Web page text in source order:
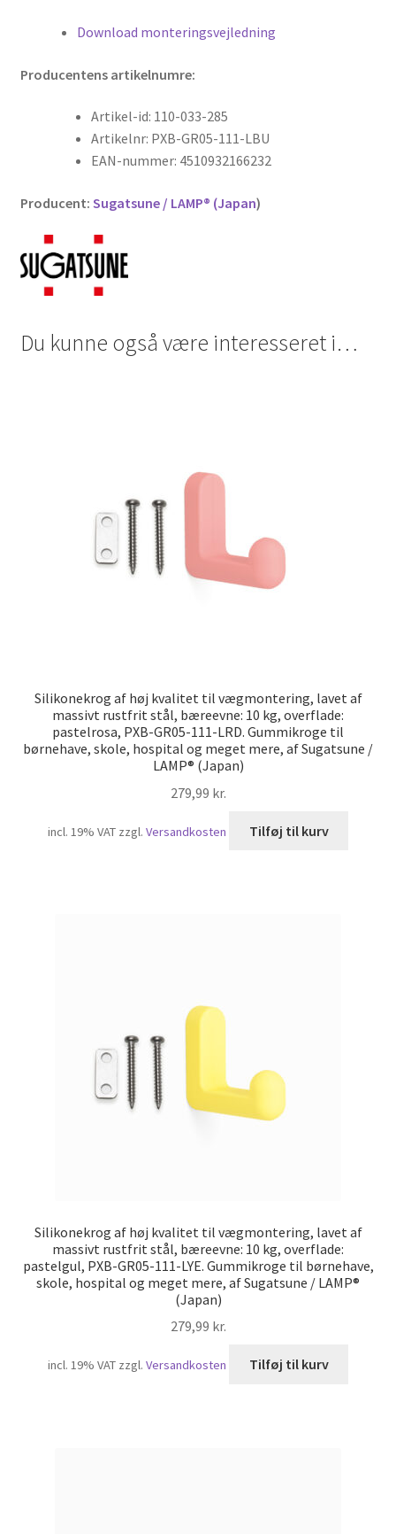
Download monteringsvejledning
Producentens artikelnumre:
Artikel-id: 110-033-285
Artikelnr: PXB-GR05-111-LBU
EAN-nummer: 4510932166232
Producent: Sugatsune / LAMP® (Japan)
Du kunne også være interesseret i…
Silikonekrog af høj kvalitet til vægmontering, lavet af
massivt rustfrit stål, bæreevne: 10 kg, overflade:
pastelrosa, PXB-GR05-111-LRD. Gummikroge til
børnehave, skole, hospital og meget mere, af Sugatsune /
LAMP® (Japan)
279,99 kr.
incl. 19% VAT zzgl. Versandkosten Tilføj til kurv
Silikonekrog af høj kvalitet til vægmontering, lavet af
massivt rustfrit stål, bæreevne: 10 kg, overflade:
pastelgul, PXB-GR05-111-LYE. Gummikroge til børnehave,
skole, hospital og meget mere, af Sugatsune / LAMP®
(Japan)
279,99 kr.
incl. 19% VAT zzgl. Versandkosten Tilføj til kurv